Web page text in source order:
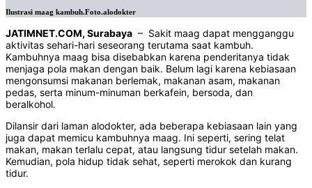
Ilustrasi maag kambuh.Foto.alodokter
JATIMNET.COM, Surabaya – Sakit maag dapat mengganggu
aktivitas sehari-hari seseorang terutama saat kambuh.
Kambuhnya maag bisa disebabkan karena penderitanya tidak
menjaga pola makan dengan baik. Belum lagi karena kebiasaan
mengonsumsi makanan berlemak, makanan asam, makanan
pedas, serta minum-minuman berkafein, bersoda, dan
beralkohol.
Dilansir dari laman alodokter, ada beberapa kebiasaan lain yang
juga dapat memicu kambuhnya maag. Ini seperti, sering telat
makan, makan terlalu cepat, atau langsung tidur setelah makan.
Kemudian, pola hidup tidak sehat, seperti merokok dan kurang
tidur.